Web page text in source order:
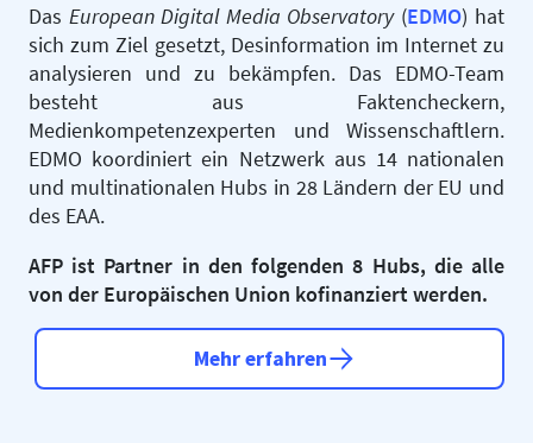
DasEuropean Digital Media Observatory(EDMO) hat
sich zum Ziel gesetzt, Desinformation im Internet zu
analysieren und zu bekämpfen. Das EDMO-Team
besteht aus Faktencheckern,
Medienkompetenzexperten und Wissenschaftlern.
EDMO koordiniert ein Netzwerk aus 14 nationalen
und multinationalen Hubs in 28 Ländern der EU und
des EAA.
AFP ist Partner in den folgenden 8 Hubs, die alle
von der Europäischen Union kofinanziert werden.
Mehr erfahren